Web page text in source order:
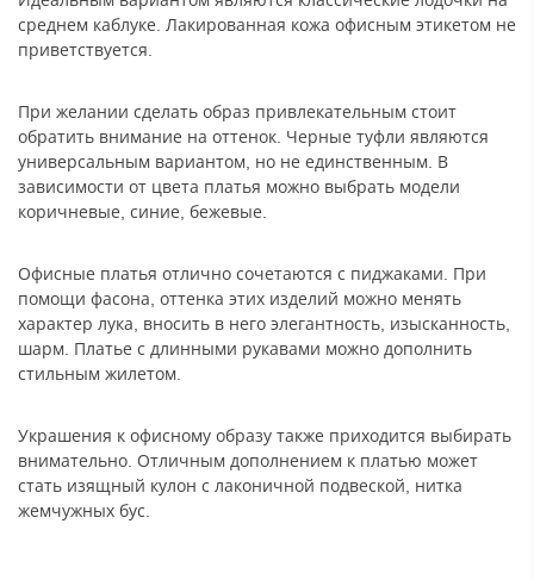
среднем каблуке. Лакированная кожа офисным этикетом не
приветствуется.
При желании сделать образ привлекательным стоит
обратить внимание на оттенок. Черные туфли являются
универсальным вариантом, но не единственным. В
зависимости от цвета платья можно выбрать модели
коричневые, синие, бежевые.
Офисные платья отлично сочетаются с пиджаками. При
помощи фасона, оттенка этих изделий можно менять
характер лука, вносить в него элегантность, изысканность,
шарм. Платье с длинными рукавами можно дополнить
стильным жилетом.
Украшения к офисному образу также приходится выбирать
внимательно. Отличным дополнением к платью может
стать изящный кулон с лаконичной подвеской, нитка
жемчужных бус.